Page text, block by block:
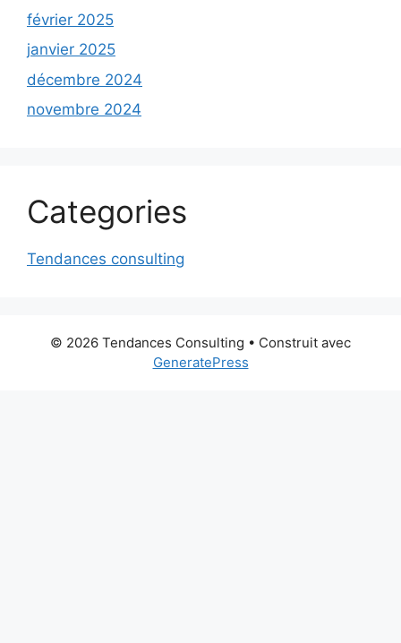
février 2025
janvier 2025
décembre 2024
novembre 2024
Categories
Tendances consulting
© 2026 Tendances Consulting • Construit avec
GeneratePress